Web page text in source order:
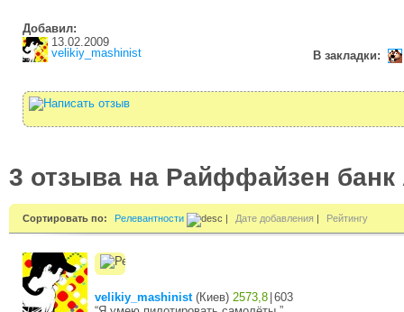
Добавил:
13.02.2009
velikiy_mashinist
В закладки:
3 отзыва на Райффайзен банк
Сортировать по: Релевантности | Дате добавления | Рейтингу
velikiy_mashinist(Киев) 2573,8 603